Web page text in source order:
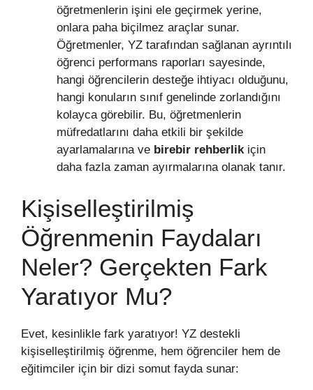
öğretmenlerin işini ele geçirmek yerine,
onlara paha biçilmez araçlar sunar.
Öğretmenler, YZ tarafından sağlanan ayrıntılı
öğrenci performans raporları sayesinde,
hangi öğrencilerin desteğe ihtiyacı olduğunu,
hangi konuların sınıf genelinde zorlandığını
kolayca görebilir. Bu, öğretmenlerin
müfredatlarını daha etkili bir şekilde
ayarlamalarına ve birebir rehberlikiçin
daha fazla zaman ayırmalarına olanak tanır.
Kişiselleştirilmiş
Öğrenmenin Faydaları
Neler? Gerçekten Fark
Yaratıyor Mu?
Evet, kesinlikle fark yaratıyor! YZ destekli
kişiselleştirilmiş öğrenme, hem öğrenciler hem de
eğitimciler için bir dizi somut fayda sunar: